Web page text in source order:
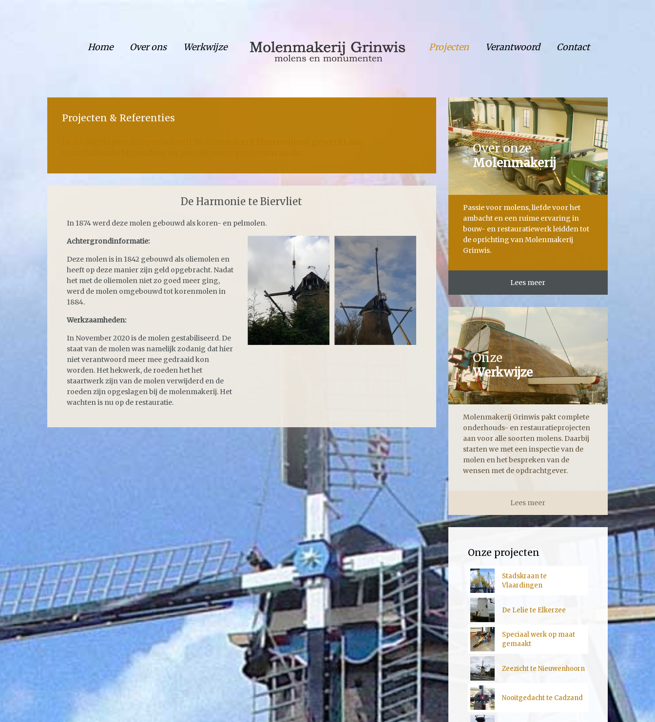
Home Over ons Werkwijze Projecten Verantwoord Contact
Projecten & Referenties
De Harmonie te Biervliet
In 1874 werd deze molen gebouwd als koren- en pelmolen.
Achtergrondinformatie:
Deze molen is in 1842 gebouwd als oliemolen en
heeft op deze manier zijn geld opgebracht. Nadat
het met de oliemolen niet zo goed meer ging,
werd de molen omgebouwd tot korenmolen in
1884.
Werkzaamheden:
In November 2020 is de molen gestabiliseerd. De
staat van de molen was namelijk zodanig dat hier
niet verantwoord meer mee gedraaid kon
worden. Het hekwerk, de roeden het het
staartwerk zijn van de molen verwijderd en de
roeden zijn opgeslagen bij de molenmakerij. Het
wachten is nu op de restauratie.
Over onze
Molenmakerij
Passie voor molens, liefde voor het
ambacht en een ruime ervaring in
bouw- en restauratiewerk leidden tot
de oprichting van Molenmakerij
Grinwis.
Lees meer
Onze
Werkwijze
Molenmakerij Grinwis pakt complete
onderhouds- en restauratieprojecten
aan voor alle soorten molens. Daarbij
starten we met een inspectie van de
molen en het bespreken van de
wensen met de opdrachtgever.
Lees meer
Onze projecten
Stadskraan te
Vlaardingen
De Lelie te Elkerzee
Speciaal werk op maat
gemaakt
Zeezicht te Nieuwenhoorn
Nooitgedacht te Cadzand